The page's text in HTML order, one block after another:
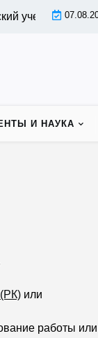
учет
И НАУКА
или
работы или